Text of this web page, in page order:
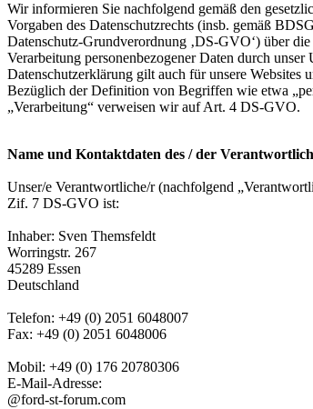
Wir informieren Sie nachfolgend gemäß den
Vorgaben des Datenschutzrechts (insb. gemäß
Datenschutz-Grundverordnung ‚DS-GVO‘) über
Verarbeitung personenbezogener Daten durch unser
Datenschutzerklärung gilt auch für unsere Websites
Bezüglich der Definition von Begriffen wie etwa
„Verarbeitung“ verweisen wir auf Art. 4 DS-GVO.
Name und Kontaktdaten des / der
Unser/e Verantwortliche/r (nachfolgend
Zif. 7 DS-GVO ist:
Inhaber: Sven Themsfeldt
Worringstr. 267
45289 Essen
Deutschland
Telefon: +49 (0) 2051 6048007
Fax: +49 (0) 2051 6048006
Mobil: +49 (0) 176 20780306
E-Mail-Adresse:
@ford-st-forum.com